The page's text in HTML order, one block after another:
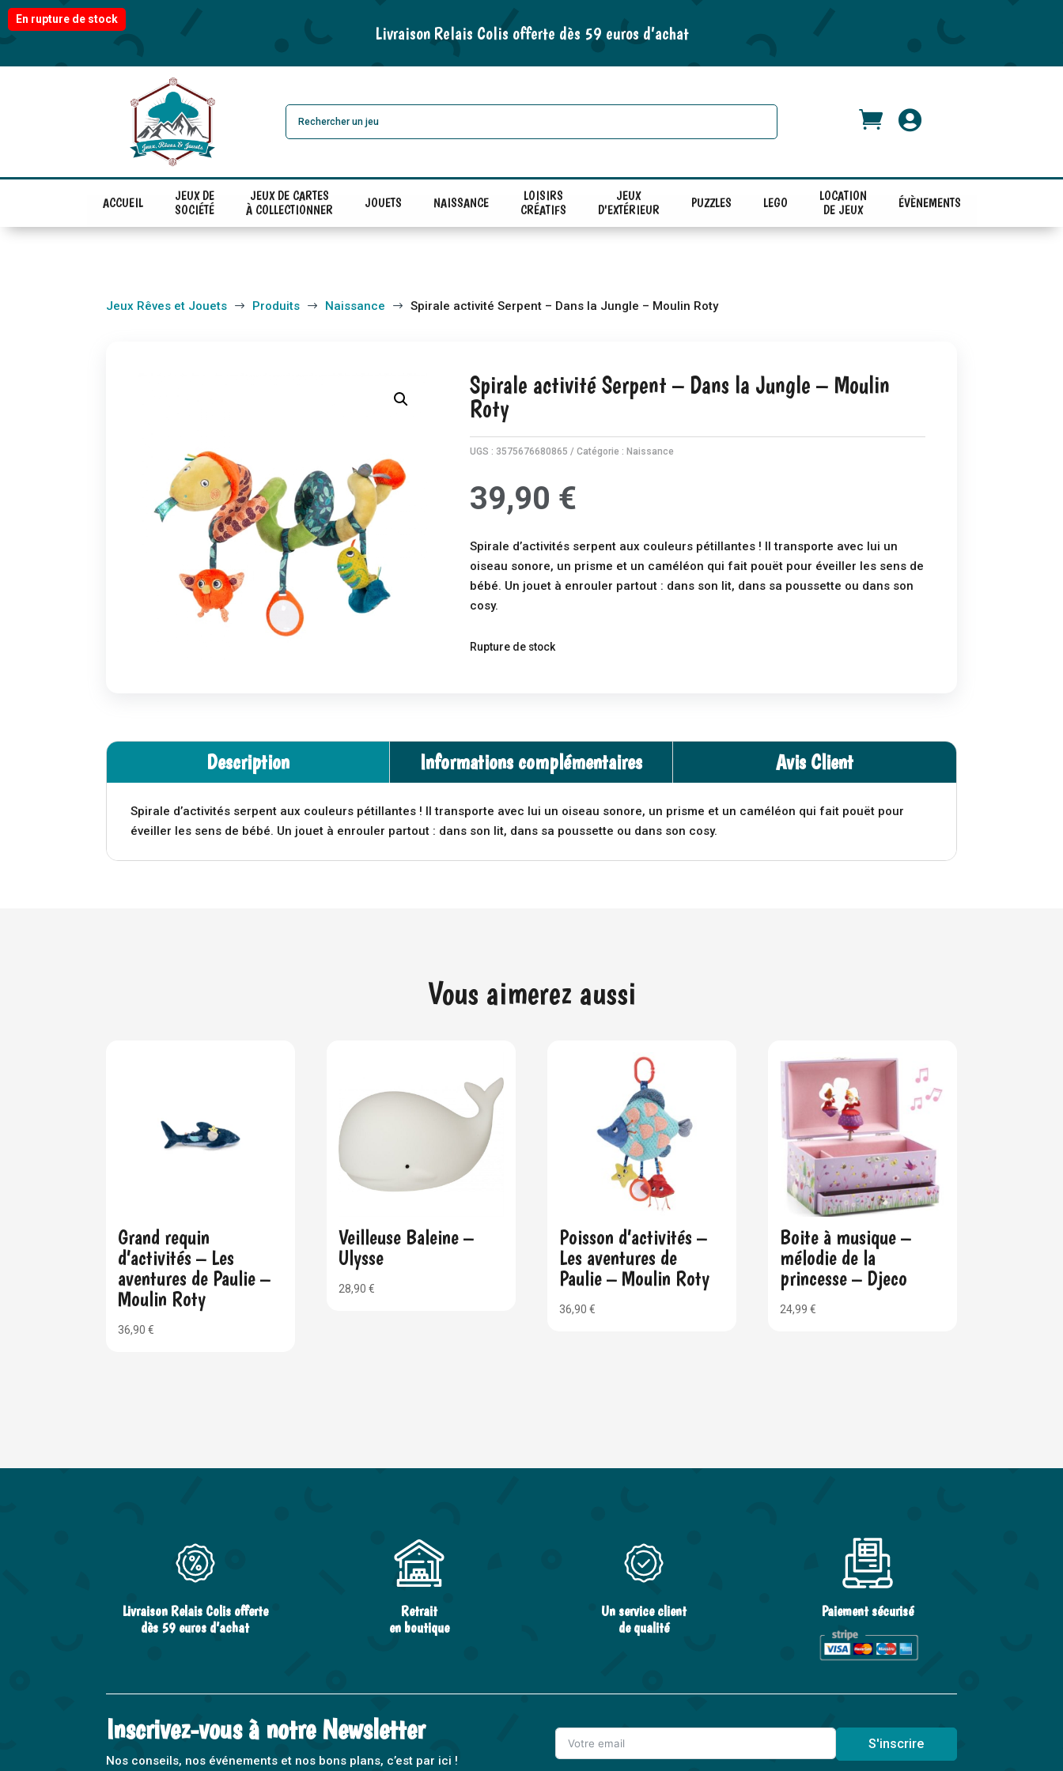
Livraison Relais Colis offerte dès 59 euros d’achat
 
ACCUEIL
JEUX DE
SOCIÉTÉ
JEUX DE CARTES
À COLLECTIONNER
JOUETS NAISSANCE
LOISIRS
CRÉATIFS
JEUX
D'EXTÉRIEUR
PUZZLES LEGO
LOCATION
DE JEUX
ÉVÈNEMENTS
En rupture de stock
Jeux Rêves et Jouets $ Produits $ Naissance $ Spirale activité Serpent – Dans la Jungle – Moulin Roty
Spirale activité Serpent – Dans la Jungle – Moulin
Roty
UGS : 3575676680865 Catégorie : Naissance
39,90 €
Spirale d’activités serpent aux couleurs pétillantes ! Il transporte avec lui un
oiseau sonore, un prisme et un caméléon qui fait pouët pour éveiller les sens de
bébé. Un jouet à enrouler partout : dans son lit, dans sa poussette ou dans son
cosy.
Rupture de stock
Description Informations complémentaires Avis Client
Spirale d’activités serpent aux couleurs pétillantes ! Il transporte avec lui un oiseau sonore, un prisme et un caméléon qui fait pouët pour
éveiller les sens de bébé. Un jouet à enrouler partout : dans son lit, dans sa poussette ou dans son cosy.
Vous aimerez aussi
Grand requin
d’activités – Les
aventures de Paulie –
Moulin Roty
36,90€
Veilleuse Baleine –
Ulysse
28,90€
Poisson d’activités –
Les aventures de
Paulie – Moulin Roty
36,90€
Boite à musique –
mélodie de la
princesse – Djeco
24,99€
Livraison Relais Colis offerte
dès 59 euros d’achat
Retrait
en boutique
Un service client
de qualité
Paiement sécurisé
Inscrivez-vous à notre Newsletter
Nos conseils, nos événements et nos bons plans, c’est par ici !
S'inscrire